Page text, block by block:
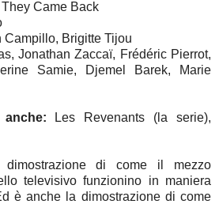
They Came Back
Campillo, Brigitte Tijou
Jonathan Zaccaï, Frédéric Pierrot,
Samie, Djemel Barek, Marie
Les Revenants (la serie),
di come il mezzo
televisivo funzionino in maniera
è anche la dimostrazione di come